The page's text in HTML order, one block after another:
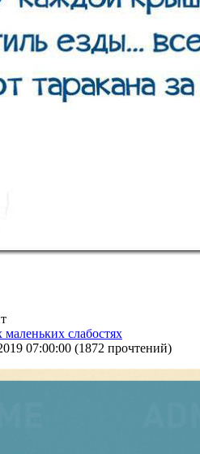
слабостях
07:00:00 (1872 прочтений)